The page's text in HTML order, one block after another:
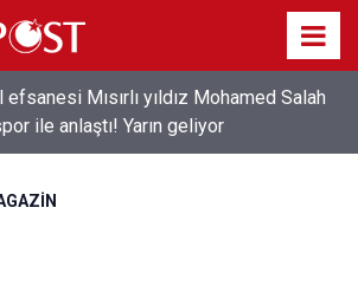
Mısırlı yıldız Mohamed Salah
ile anlaştı! Yarın geliyor